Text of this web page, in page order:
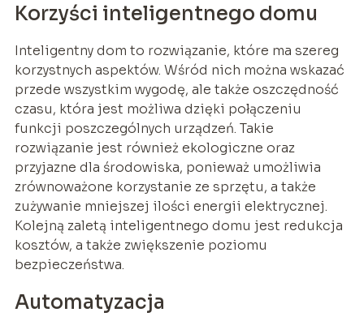
Korzyści inteligentnego domu
Inteligentny dom to rozwiązanie, które ma szereg
korzystnych aspektów. Wśród nich można wskazać
przede wszystkim wygodę, ale także oszczędność
czasu, która jest możliwa dzięki połączeniu
funkcji poszczególnych urządzeń. Takie
rozwiązanie jest również ekologiczne oraz
przyjazne dla środowiska, ponieważ umożliwia
zrównoważone korzystanie ze sprzętu, a także
zużywanie mniejszej ilości energii elektrycznej.
Kolejną zaletą inteligentnego domu jest redukcja
kosztów, a także zwiększenie poziomu
bezpieczeństwa.
Automatyzacja